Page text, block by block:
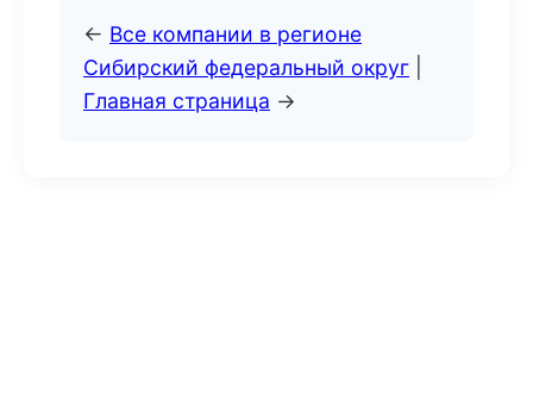
← Все компании в регионе
Сибирский федеральный округ
Главная страница →